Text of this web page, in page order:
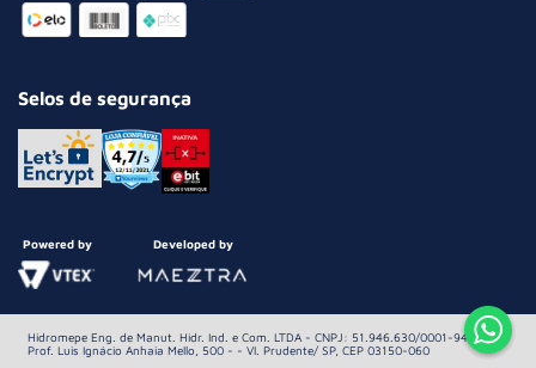
Selos de segurança
Powered by Developed by
Hidromepe Eng. de Manut. Hidr. Ind. e Com. LTDA - CNPJ: 51.946.630/0001-94 Av.
Prof. Luis Ignácio Anhaia Mello, 500 - - Vl. Prudente/ SP, CEP 03150-060